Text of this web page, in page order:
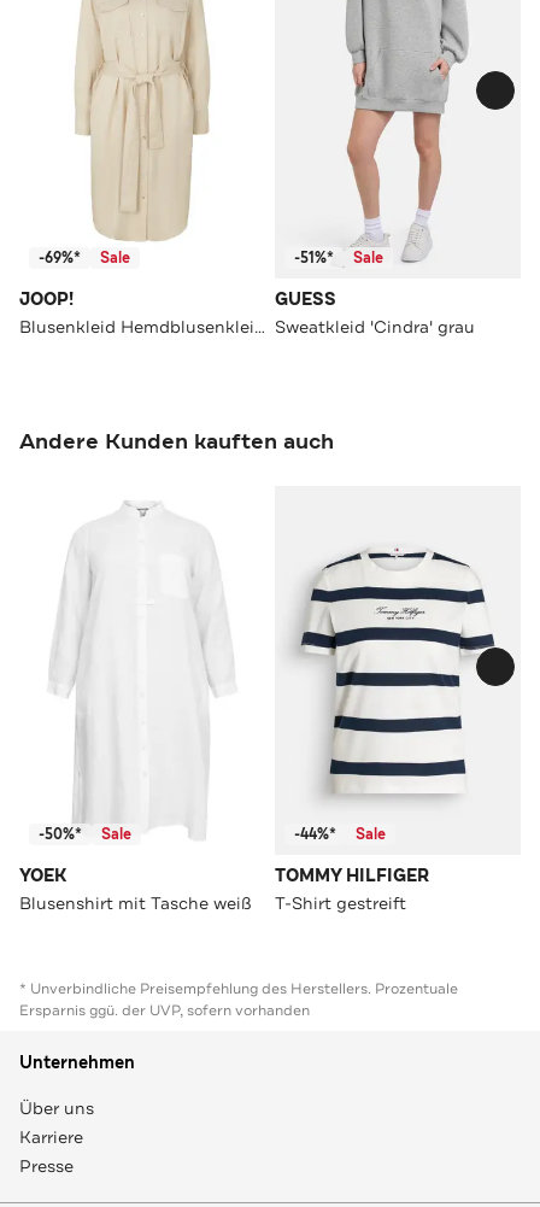
-69%* Sale
JOOP!
Blusenkleid Hemdblusenkleid in Beige beige
-51%* Sale
GUESS
Sweatkleid 'Cindra' grau
Andere Kunden kauften auch
-50%* Sale
YOEK
Blusenshirt mit Tasche weiß
-44%* Sale
TOMMY HILFIGER
T-Shirt gestreift
* Unverbindliche Preisempfehlung des Herstellers. Prozentuale
Ersparnis ggü. der UVP, sofern vorhanden
Unternehmen
Über uns
Karriere
Presse